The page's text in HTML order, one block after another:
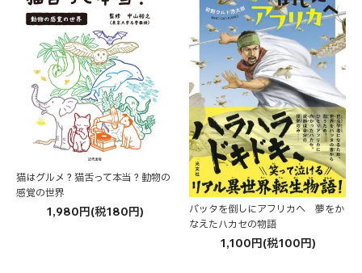
猫はグルメ？猫舌って本当？動物の
感覚の世界
1,980円(税180円)
バッタを倒しにアフリカへ 夢をか
なえたハカセの物語
1,100円(税100円)